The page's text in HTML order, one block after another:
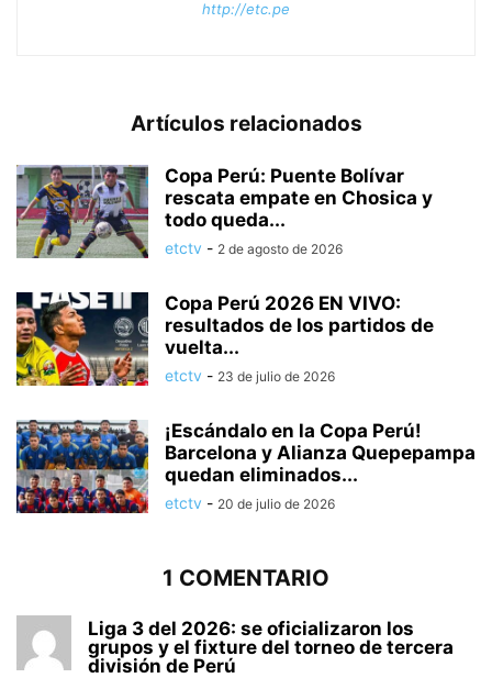
http://etc.pe
Artículos relacionados
Copa Perú: Puente Bolívar
rescata empate en Chosica y
todo queda...
etctv - 2 de agosto de 2026
Copa Perú 2026 EN VIVO:
resultados de los partidos de
vuelta...
etctv - 23 de julio de 2026
¡Escándalo en la Copa Perú!
Barcelona y Alianza Quepepampa
quedan eliminados...
etctv - 20 de julio de 2026
1 COMENTARIO
Liga 3 del 2026: se oficializaron los
grupos y el fixture del torneo de tercera
división de Perú